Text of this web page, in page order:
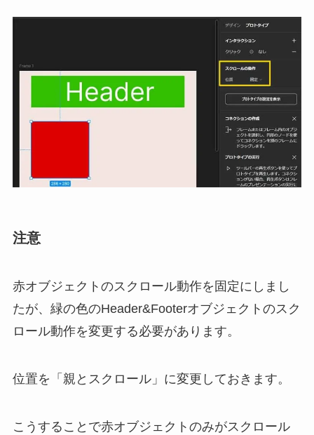
注意
赤オブジェクトのスクロール動作を固定にしまし
たが、緑の色のHeader&Footerオブジェクトのスク
ロール動作を変更する必要があります。
位置を「親とスクロール」に変更しておきます。
こうすることで赤オブジェクトのみがスクロール